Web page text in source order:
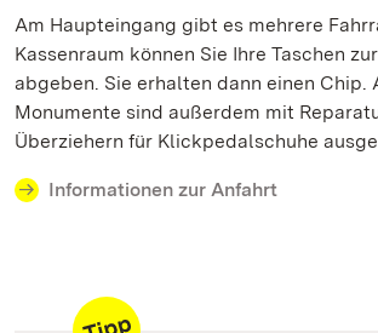
Am Haupteingang gibt es mehrere
Kassenraum können Sie Ihre Taschen
abgeben. Sie erhalten dann einen Chip.
Monumente sind außerdem mit
Überziehern für Klickpedalschuhe
Informationen zur Anfahrt